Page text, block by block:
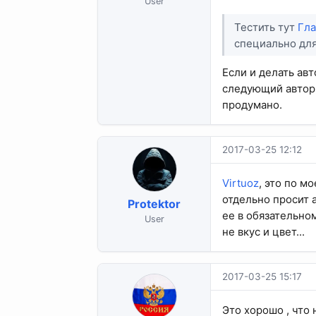
Тестить тут
специально
Если и делать
следующий
продумано.
Protektor
User
2017-03-25 12:12
Virtuoz, это по
отдельно просит
ее в
не вкус и цвет...
2017-03-25 15:17
Это хорошо , что